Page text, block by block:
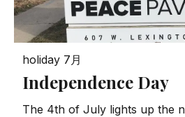
holiday 7月
Independence Day
The 4th of July lights up the